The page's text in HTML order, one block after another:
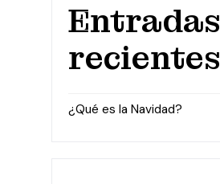
Entradas
recientes
¿Qué es la Navidad?